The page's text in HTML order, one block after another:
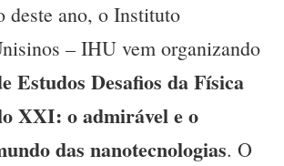
deste ano, o Instituto
– IHU vem organizando
Estudos Desafios da Física
XXI: o admirável e o
das nanotecnologias. O